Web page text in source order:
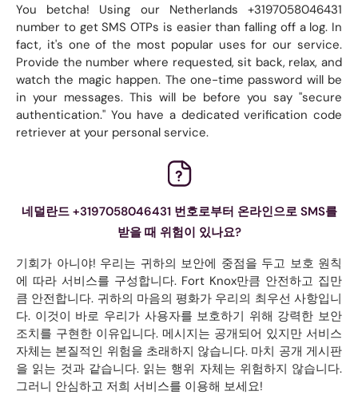
You betcha! Using our Netherlands +3197058046431
number to get SMS OTPs is easier than falling off a log. In
fact, it's one of the most popular uses for our service.
Provide the number where requested, sit back, relax, and
watch the magic happen. The one-time password will be
in your messages. This will be before you say "secure
authentication." You have a dedicated verification code
retriever at your personal service.
네덜란드 +3197058046431 번호로부터 온라인으로 SMS를
받을 때 위험이 있나요?
기회가 아니야! 우리는 귀하의 보안에 중점을 두고 보호 원칙
에 따라 서비스를 구성합니다. Fort Knox만큼 안전하고 집만
큼 안전합니다. 귀하의 마음의 평화가 우리의 최우선 사항입니
다. 이것이 바로 우리가 사용자를 보호하기 위해 강력한 보안
조치를 구현한 이유입니다. 메시지는 공개되어 있지만 서비스
자체는 본질적인 위험을 초래하지 않습니다. 마치 공개 게시판
을 읽는 것과 같습니다. 읽는 행위 자체는 위험하지 않습니다.
그러니 안심하고 저희 서비스를 이용해 보세요!